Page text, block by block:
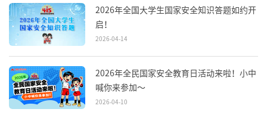
2026年全国大学生国家安全知识答题如约开
启！
2026-04-14
2026年全民国家安全教育日活动来啦！小中
喊你来参加～
2026-04-10